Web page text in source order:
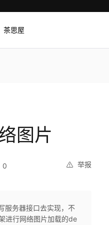
茶思屋
图片
举报
0
服务器接口去实现，不
进行网络图片加载的de